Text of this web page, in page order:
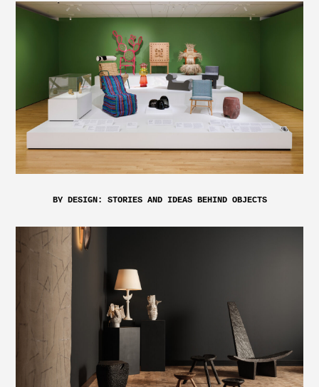
BY DESIGN: STORIES AND IDEAS BEHIND OBJECTS